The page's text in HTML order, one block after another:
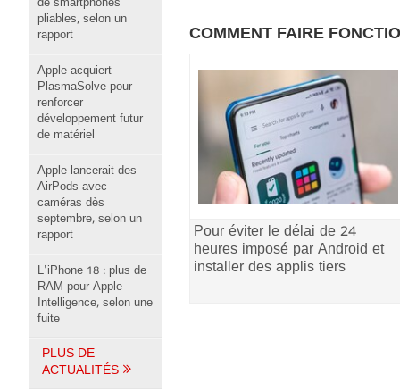
COMMENT FAIRE
Pour éviter le délai de 24
heures imposé par Android et
installer des applis tiers
de smartphones
pliables, selon un
rapport
Apple acquiert
PlasmaSolve pour
renforcer
développement futur
de matériel
Apple lancerait des
AirPods avec
caméras dès
septembre, selon un
rapport
L'iPhone 18 : plus de
RAM pour Apple
Intelligence, selon une
fuite
PLUS DE
ACTUALITÉS